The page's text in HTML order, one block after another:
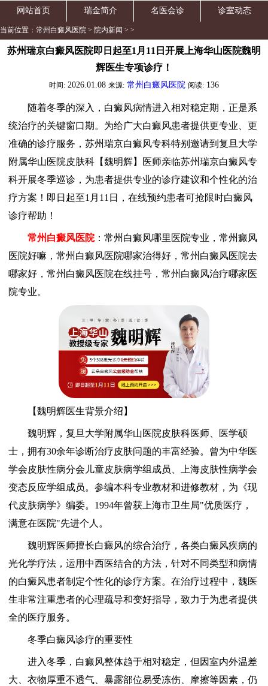
网站首页 瑞金简介 名医会诊 诊室动态
当前位置： 常州白癜风医院 > 院内新闻 > >
苏州瑞京白癜风医院即日起至1月11日开展上海华山医院魏明
辉医生专项诊疗！
时间: 2026.01.08 来源: 常州白癜风医院 阅读: 136
随着冬季的深入，白癜风病情进入相对稳定期，正是系
统治疗的关键窗口期。为给广大白癜风患者提供更专业、更
准确的诊疗服务，苏州瑞京白癜风专科特别邀请到复旦大学
附属华山医院皮肤科【魏明辉】医师亲临苏州瑞京白癜风专
科开展冬季巡诊，为患者提供专业的诊疗建议和个性化的治
疗方案！即日起至1月11日，在线预约患者可抢限时白癜风
诊疗帮助！
常州白癜风医院：常州白癜风哪里医院专业，常州癜风
医院好嘛，常州白癜风医院哪家治得好，常州白癜风医院去
哪家好，常州白癜风医院在线挂号，常州白癜风治疗哪家医
院专业。
【魏明辉医生背景介绍】
魏明辉，复旦大学附属华山医院皮肤科医师、医学硕
士，拥有30余年诊断治疗皮肤问题的丰富经验。曾为中华医
学会皮肤性病分会儿童皮肤病学组成员、上海皮肤性病学会
变态反应学组成员。参编本科专业教材和进修教材，为《现
代皮肤病学》编委。1994年曾获上海市卫生局"优质医疗，
满意在医院"先进个人。
魏明辉医师擅长白癜风的综合治疗，各类白癜风疾病的
光化学疗法，运用中西医结合的方法，针对不同类型和病情
的白癜风患者制定个性化的诊疗方案。在治疗过程中，魏医
生非常注重患者的心理疏导和变好指导，致力于为患者提供
全的医疗服务。
冬季白癜风诊疗的重要性
进入冬季，白癜风整体趋于相对稳定，但因室内外温差
大、衣物厚重不透气、暴露部位易受冻伤、摩擦等因素，仍